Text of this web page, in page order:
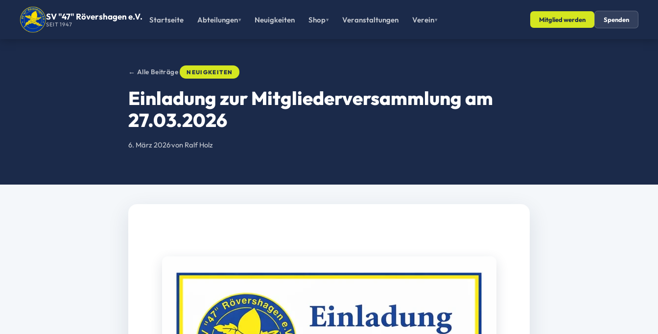
SV "47" Rövershagen e.V.
SEIT 1947 Startseite Abteilungen Neuigkeiten Shop Veranstaltungen Verein Mitglied werden Spenden
← Alle Beiträge NEUIGKEITEN
Einladung zur Mitgliederversammlung am
27.03.2026
6. März 2026·von Ralf Holz